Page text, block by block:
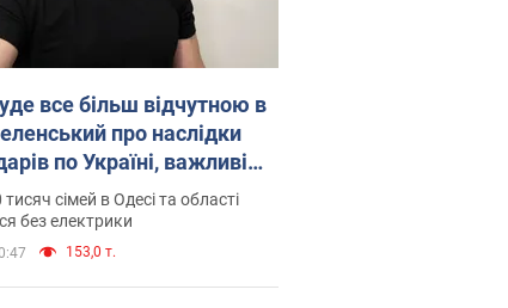
все більш відчутною в
про наслідки
по Україні, важливі
по об'єктах ворога.
сімей в Одесі та області
без електрики
153,0 т.